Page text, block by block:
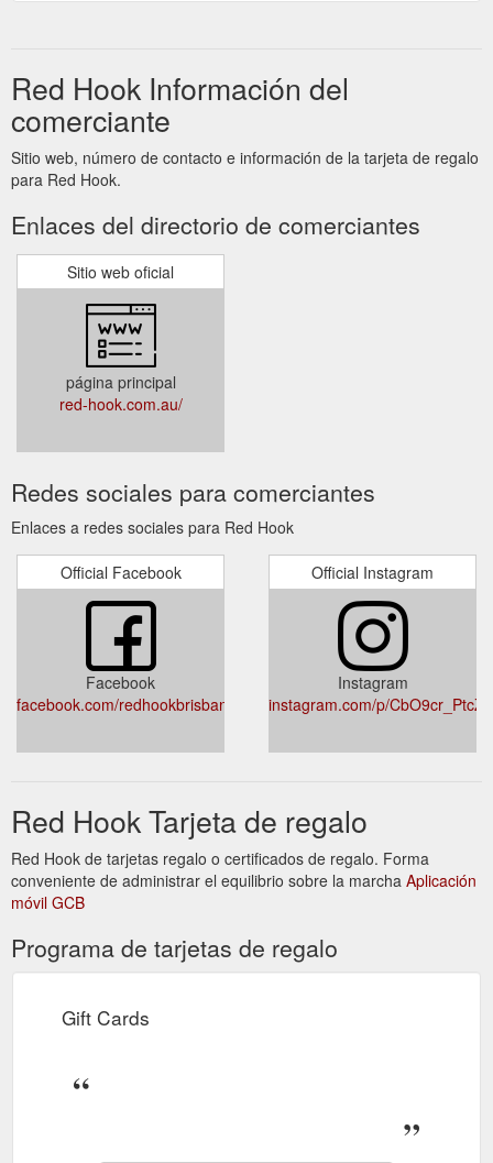
Red Hook Información del
comerciante
Sitio web, número de contacto e información de la tarjeta de regalo
para Red Hook.
Enlaces del directorio de comerciantes
Sitio web oficial
página principal
red-hook.com.au/
Redes sociales para comerciantes
Enlaces a redes sociales para Red Hook
Official Facebook
Facebook
facebook.com/redhookbrisbane/events/
Official Instagram
Instagram
instagram.com/p/CbO9cr_PtcZ/
Red Hook Tarjeta de regalo
Red Hook de tarjetas regalo o certificados de regalo. Forma
conveniente de administrar el equilibrio sobre la marcha Aplicación
móvil GCB
Programa de tarjetas de regalo
Gift Cards